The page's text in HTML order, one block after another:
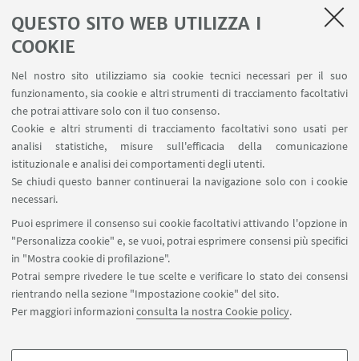
QUESTO SITO WEB UTILIZZA I
COOKIE
Nel nostro sito utilizziamo sia cookie tecnici necessari per il suo
funzionamento, sia cookie e altri strumenti di tracciamento facoltativi
che potrai attivare solo con il tuo consenso.
Cookie e altri strumenti di tracciamento facoltativi sono usati per
analisi statistiche, misure sull'efficacia della comunicazione
istituzionale e analisi dei comportamenti degli utenti.
Se chiudi questo banner continuerai la navigazione solo con i cookie
necessari.
Puoi esprimere il consenso sui cookie facoltativi attivando l'opzione in
"Personalizza cookie" e, se vuoi, potrai esprimere consensi più specifici
in "Mostra cookie di profilazione".
Potrai sempre rivedere le tue scelte e verificare lo stato dei consensi
rientrando nella sezione "Impostazione cookie" del sito.
Per maggiori informazioniconsulta la nostra Cookie policy.
soltanto una mostra fotografica, ma un dispositivo
di racconto che invita a ripensare il calcio come
pratica culturale e sociale, capace di generare
legami, produrre significati e costruire forme di vita
condivisa.
IN EVIDENZA
Adiacenze
Locandina [ .jpg 2086Kb ]